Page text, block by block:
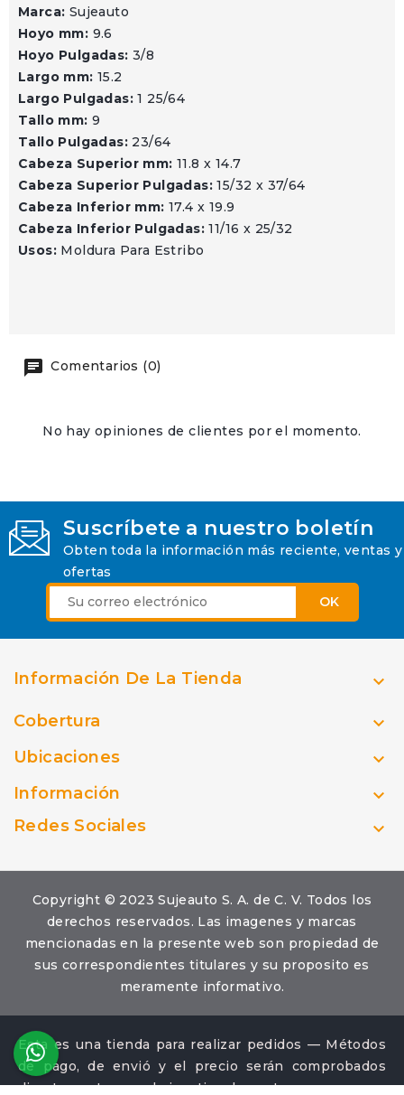
Marca: Sujeauto
Hoyo mm: 9.6
Hoyo Pulgadas: 3/8
Largo mm: 15.2
Largo Pulgadas:1 25/64
Tallo mm: 9
Tallo Pulgadas: 23/64
Cabeza Superior mm: 11.8 x 14.7
Cabeza Superior Pulgadas:15/32 x 37/64
Cabeza Inferior mm: 17.4 x 19.9
Cabeza Inferior Pulgadas:11/16 x 25/32
Usos: Moldura Para Estribo
Comentarios (0)
No hay opiniones de clientes por el momento.
Suscríbete a nuestro boletín
Obten toda la información más reciente, ventas y
ofertas
Información De La Tienda 
Cobertura 
Ubicaciones 
Información 
Redes Sociales 
Copyright © 2023 Sujeauto S. A. de C. V. Todos los
derechos reservados. Las imagenes y marcas
mencionadas en la presente web son propiedad de
sus correspondientes titulares y su proposito es
meramente informativo.
Esta es una tienda para realizar pedidos — Métodos
de pago, de envió y el precio serán comprobados
directamente con el ejecutivo de ventas.